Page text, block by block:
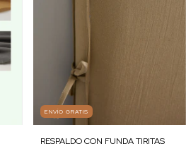
ENVÍO GRATIS
RESPALDO CON FUNDA TIRITAS